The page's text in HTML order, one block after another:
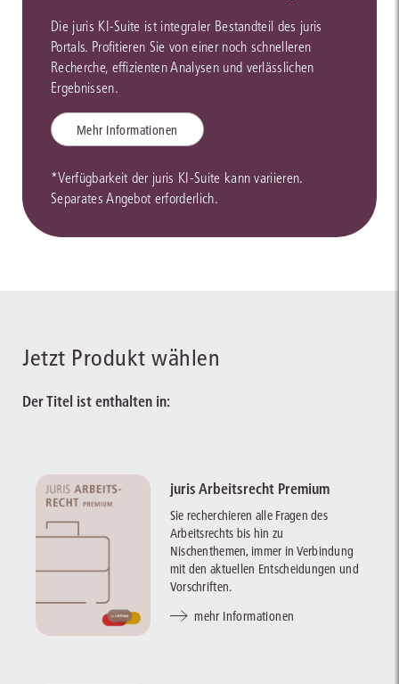
Die juris KI-Suite ist integraler Bestandteil des juris
Portals. Profitieren Sie von einer noch schnelleren
Recherche, effizienten Analysen und verlässlichen
Ergebnissen.
Mehr Informationen
*Verfügbarkeit der juris KI-Suite kann variieren.
Separates Angebot erforderlich.
Jetzt Produkt wählen
Der Titel ist enthalten in:
juris Arbeitsrecht Premium
Sie recherchieren alle Fragen des
Arbeitsrechts bis hin zu
Nischenthemen, immer in Verbindung
mit den aktuellen Entscheidungen und
Vorschriften.
mehr Informationen